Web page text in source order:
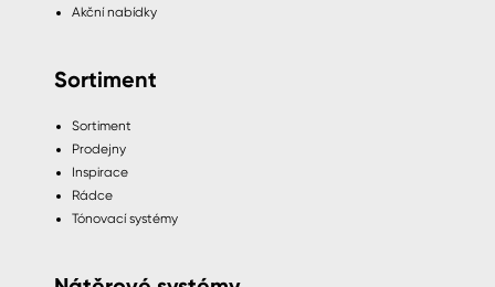
Akční nabídky
Sortiment
Sortiment
Prodejny
Inspirace
Rádce
Tónovací systémy